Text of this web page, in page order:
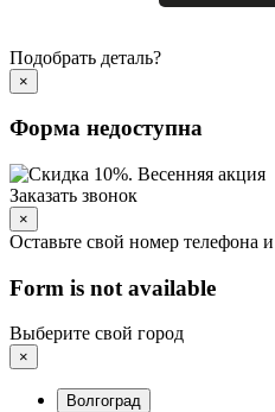
Подобрать деталь?
×
Форма недоступна
Заказать звонок
×
Оставьте свой номер телефона
Form is not available
Выберите свой город
×
Волгоград